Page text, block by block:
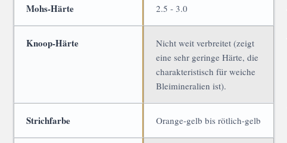
Mohs-Härte 2.5 - 3.0
Knoop-Härte
Nicht weit verbreitet (zeigt
eine sehr geringe Härte, die
charakteristisch für weiche
Bleimineralien ist).
Strichfarbe Orange-gelb bis rötlich-gelb